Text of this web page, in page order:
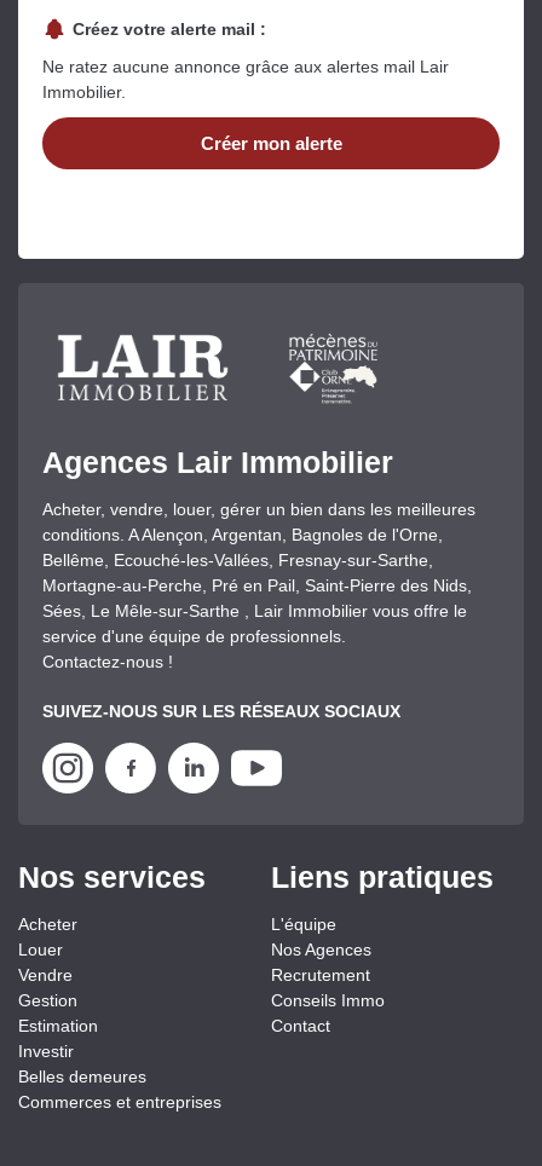
Créez votre alerte mail :
Ne ratez aucune annonce grâce aux alertes mail Lair
Immobilier.
Créer mon alerte
Agences Lair Immobilier
Acheter, vendre, louer, gérer un bien dans les meilleures
conditions. A Alençon, Argentan, Bagnoles de l'Orne,
Bellême, Ecouché-les-Vallées, Fresnay-sur-Sarthe,
Mortagne-au-Perche, Pré en Pail, Saint-Pierre des Nids,
Sées, Le Mêle-sur-Sarthe , Lair Immobilier vous offre le
service d'une équipe de professionnels.
Contactez-nous !
SUIVEZ-NOUS SUR LES RÉSEAUX SOCIAUX
Nos services
Acheter
Louer
Vendre
Gestion
Estimation
Investir
Belles demeures
Commerces et entreprises
Liens pratiques
L'équipe
Nos Agences
Recrutement
Conseils Immo
Contact